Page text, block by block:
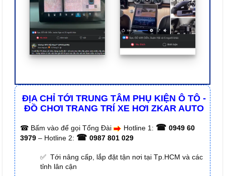
ĐỊA CHỈ TỚI TRUNG TÂM PHỤ KIỆN Ô TÔ -
ĐỒ CHƠI TRANG TRÍ XE HƠI ZKAR AUTO
☎ Bấm vào để gọi Tổng Đài Hotline 1: ☎ 0949 60
3979 – Hotline 2: ☎ 0987 801 029
✅ Tới nâng cấp, lắp đặt tận nơi tại Tp.HCM và các
tỉnh lân cận